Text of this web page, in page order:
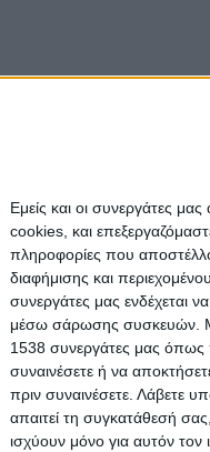
Εμείς και οι συνεργάτες
cookies, και
πληροφορίες που
διαφήμισης και
συνεργάτες μας ενδέχεται
μέσω σάρωσης συσκευών.
1538 συνεργάτες μας όπως
συναινέσετε ή να
πριν συναινέσετε. Λάβετε
απαιτεί τη συγκατάθεσή
ισχύουν μόνο για αυτόν τον